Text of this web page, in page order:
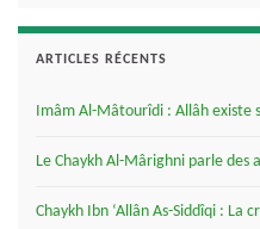
ARTICLES RÉCENTS
Imâm Al-Mâtourîdi : Allâh existe
Le Chaykh Al-Mârighni parle des
Chaykh Ibn ‘Allân As-Siddîqi : La